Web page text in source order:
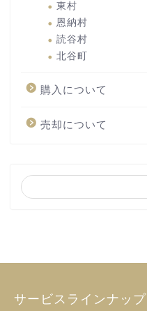
東村
恩納村
読谷村
北谷町
購入について
売却について
サービスラインナップ